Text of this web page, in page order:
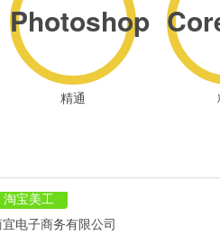
Photoshop
精通
淘宝美工
电子商务有限公司